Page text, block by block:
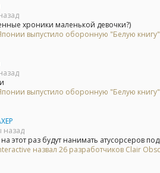
хроники маленькой девочки?)
выпустило оборонную "Белую
выпустило оборонную "Белую
назад
этот раз будут нанимать атусорсеров
назвал 26 разработчиков Clair